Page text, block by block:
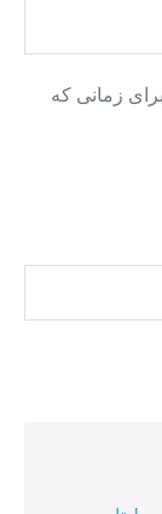
زمانی که